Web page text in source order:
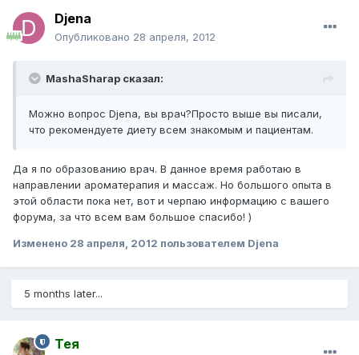
Djena
Опубликовано 28 апреля, 2012
MashaSharap сказал:
Можно вопрос Djena, вы врач?Просто выше вы писали,
что рекомендуете диету всем знакомым и пациентам.
Да я по образованию врач. В данное время работаю в
направлении ароматерапия и массаж. Но большого опыта в
этой области пока нет, вот и черпаю информацию с вашего
форума, за что всем вам большое спасибо! )
Изменено 28 апреля, 2012 пользователем Djena
5 months later...
Тея